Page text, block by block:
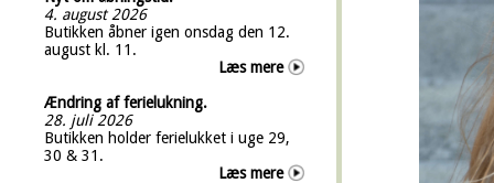
4. august 2026
Butikken åbner igen onsdag den 12.
august kl. 11.
Læs mere
Ændring af ferielukning.
28. juli 2026
Butikken holder ferielukket i uge 29,
30 & 31.
Læs mere